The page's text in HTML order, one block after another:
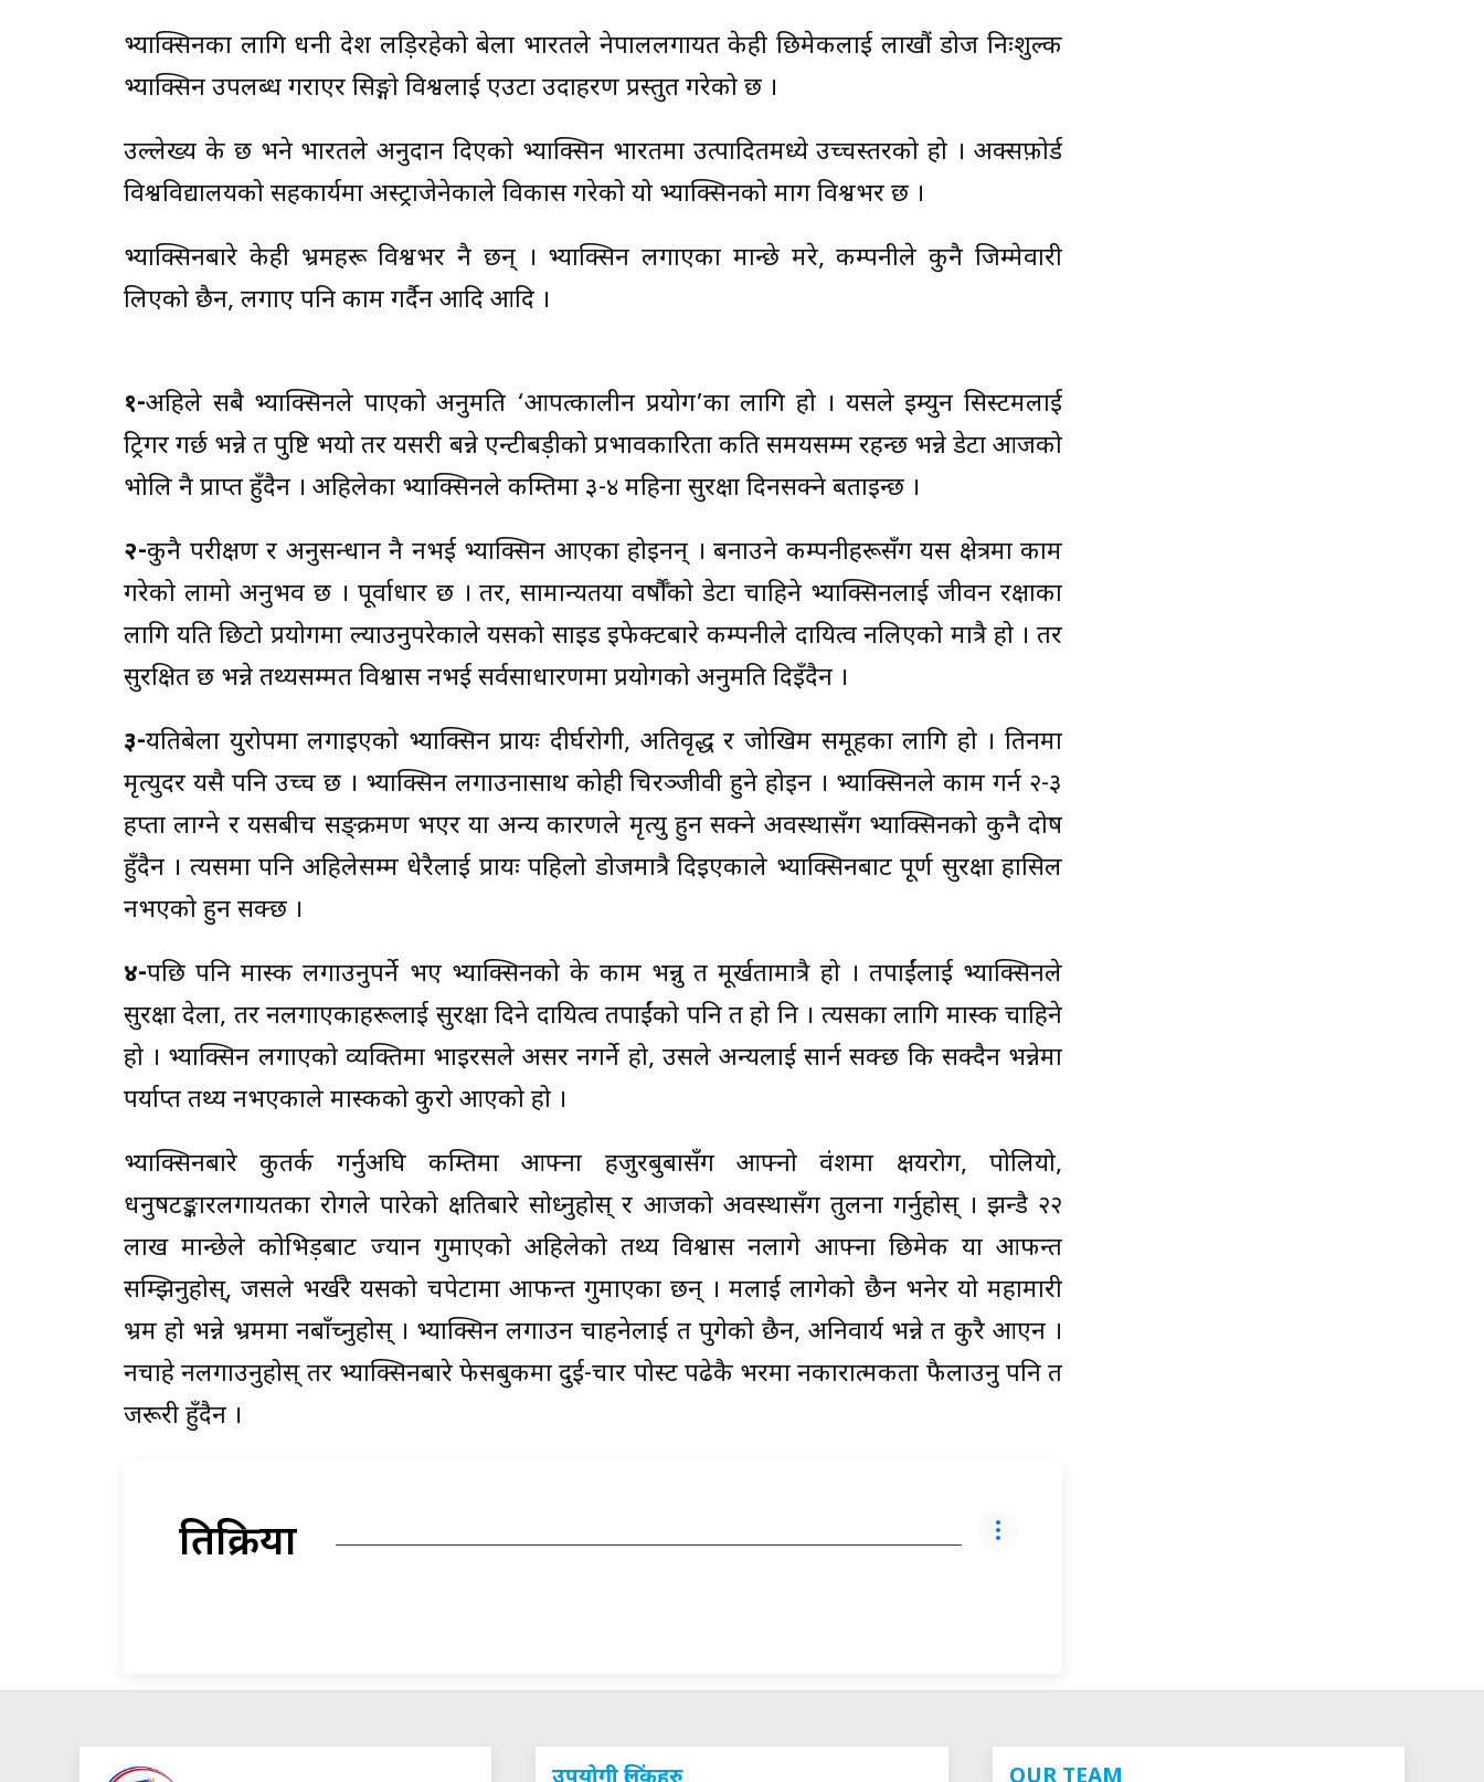
भ्याक्सिनका लागि धनी देश लड़िरहेको बेला भारतले नेपाललगायत केही छिमेकीलाई लाखौं डोज निःशुल्क
भ्याक्सिन उपलब्ध गराएर सिङ्गो विश्वलाई एउटा उदाहरण प्रस्तुत गरेको छ ।
उल्लेख्य के छ भने भारतले अनुदान दिएको भ्याक्सिन भारतमा उत्पादितमध्ये उच्चस्तरको हो । अक्सफ़ोर्ड
विश्वविद्यालयको सहकार्यमा अस्ट्राजेनेकाले विकास गरेको यो भ्याक्सिनको माग विश्वभर छ ।
भ्याक्सिनबारे केही भ्रमहरू विश्वभर नै छन् । भ्याक्सिन लगाएका मान्छे मरे, कम्पनीले कुनै जिम्मेवारी
लिएको छैन, लगाए पनि काम गर्दैन आदि आदि ।
१-अहिले सबै भ्याक्सिनले पाएको अनुमति ‘आपत्कालीन प्रयोग’का लागि हो । यसले इम्युन सिस्टमलाई
ट्रिगर गर्छ भन्ने त पुष्टि भयो तर यसरी बन्ने एन्टीबड़ीको प्रभावकारिता कति समयसम्म रहन्छ भन्ने डेटा आजको
भोलि नै प्राप्त हुँदैन । अहिलेका भ्याक्सिनले कम्तिमा ३-४ महिना सुरक्षा दिनसक्ने बताइन्छ ।
२-कुनै परीक्षण र अनुसन्धान नै नभई भ्याक्सिन आएका होइनन् । बनाउने कम्पनीहरूसँग यस क्षेत्रमा काम
गरेको लामो अनुभव छ । पूर्वाधार छ । तर, सामान्यतया वर्षौँको डेटा चाहिने भ्याक्सिनलाई जीवन रक्षाका
लागि यति छिटो प्रयोगमा ल्याउनुपरेकाले यसको साइड इफेक्टबारे कम्पनीले दायित्व नलिएको मात्रै हो । तर
सुरक्षित छ भन्ने तथ्यसम्मत विश्वास नभई सर्वसाधारणमा प्रयोगको अनुमति दिइँदैन ।
३-यतिबेला युरोपमा लगाइएको भ्याक्सिन प्रायः दीर्घरोगी, अतिवृद्ध र जोखिम समूहका लागि हो । तिनमा
मृत्युदर यसै पनि उच्च छ । भ्याक्सिन लगाउनासाथ कोही चिरञ्जीवी हुने होइन । भ्याक्सिनले काम गर्न २-३
हप्ता लाग्ने र यसबीच सङ्क्रमण भएर या अन्य कारणले मृत्यु हुन सक्ने अवस्थासँग भ्याक्सिनको कुनै दोष
हुँदैन । त्यसमा पनि अहिलेसम्म धेरैलाई प्रायः पहिलो डोजमात्रै दिइएकाले भ्याक्सिनबाट पूर्ण सुरक्षा हासिल
नभएको हुन सक्छ ।
४-पछि पनि मास्क लगाउनुपर्ने भए भ्याक्सिनको के काम भन्नु त मूर्खतामात्रै हो । तपाईंलाई भ्याक्सिनले
सुरक्षा देला, तर नलगाएकाहरूलाई सुरक्षा दिने दायित्व तपाईंको पनि त हो नि । त्यसका लागि मास्क चाहिने
हो । भ्याक्सिन लगाएको व्यक्तिमा भाइरसले असर नगर्ने हो, उसले अन्यलाई सार्न सक्छ कि सक्दैन भन्नेमा
पर्याप्त तथ्य नभएकाले मास्कको कुरो आएको हो ।
भ्याक्सिनबारे कुतर्क गर्नुअघि कम्तिमा आफ्ना हजुरबुबासँग आफ्नो वंशमा क्षयरोग, पोलियो,
धनुषटङ्कारलगायतका रोगले पारेको क्षतिबारे सोध्नुहोस् र आजको अवस्थासँग तुलना गर्नुहोस् । झन्डै २२
लाख मान्छेले कोभिड़बाट ज्यान गुमाएको अहिलेको तथ्य विश्वास नलागे आफ्ना छिमेकी या आफन्त
सम्झिनुहोस्, जसले भर्खरै यसको चपेटामा आफन्त गुमाएका छन् । मलाई लागेको छैन भनेर यो महामारी
भ्रम हो भन्ने भ्रममा नबाँच्नुहोस् । भ्याक्सिन लगाउन चाहनेलाई त पुगेको छैन, अनिवार्य भन्ने त कुरै आएन ।
नचाहे नलगाउनुहोस् तर भ्याक्सिनबारे फेसबुकमा दुई-चार पोस्ट पढेकै भरमा नकारात्मकता फैलाउनु पनि त
जरूरी हुँदैन ।
प्रतिक्रिया